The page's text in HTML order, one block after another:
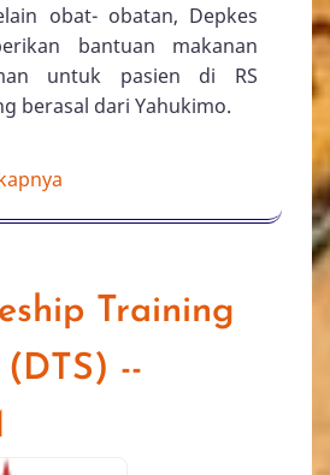
obat- obatan, Depkes
bantuan makanan
untuk pasien di RS
berasal dari Yahukimo.
Training
(DTS) --